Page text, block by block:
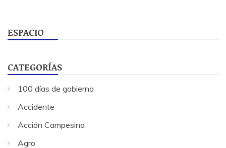
ESPACIO
CATEGORÍAS
100 días de gobierno
Accidente
Acción Campesina
Agro